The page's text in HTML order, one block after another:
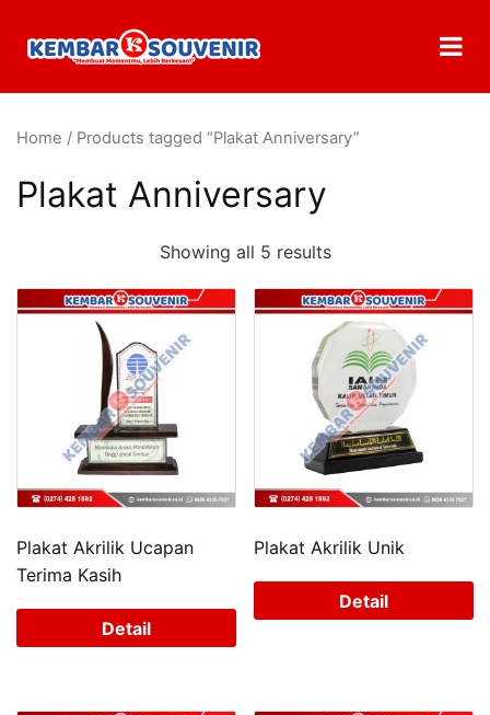
Home / Products tagged “Plakat Anniversary”
Plakat Anniversary
Showing all 5 results
Plakat Akrilik Ucapan
Terima Kasih
Detail
Plakat Akrilik Unik
Detail